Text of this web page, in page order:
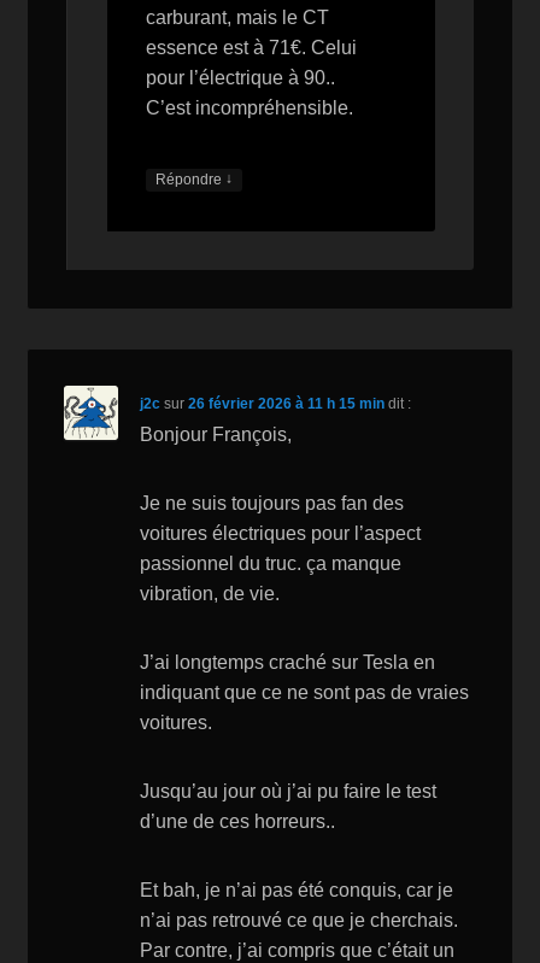
carburant, mais le CT
essence est à 71€. Celui
pour l’électrique à 90..
C’est incompréhensible.
Répondre ↓
j2c sur26 février 2026 à 11 h 15 min dit :
Bonjour François,
Je ne suis toujours pas fan des
voitures électriques pour l’aspect
passionnel du truc. ça manque
vibration, de vie.
J’ai longtemps craché sur Tesla en
indiquant que ce ne sont pas de vraies
voitures.
Jusqu’au jour où j’ai pu faire le test
d’une de ces horreurs..
Et bah, je n’ai pas été conquis, car je
n’ai pas retrouvé ce que je cherchais.
Par contre, j’ai compris que c’était un